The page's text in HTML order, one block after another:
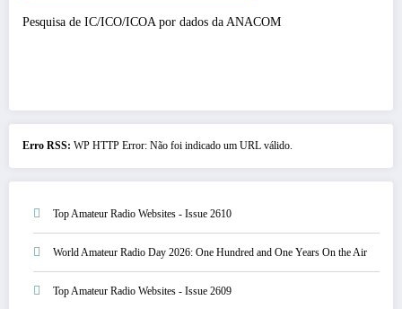
Pesquisa de IC/ICO/ICOA por dados da ANACOM
Erro RSS: WP HTTP Error: Não foi indicado um URL válido.
Top Amateur Radio Websites - Issue 2610
World Amateur Radio Day 2026: One Hundred and One Years On the Air
Top Amateur Radio Websites - Issue 2609